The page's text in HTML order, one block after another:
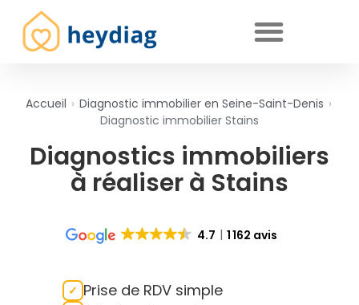
Accueil › Diagnostic immobilier en Seine-Saint-Denis ›
Diagnostic immobilier Stains
Diagnostics immobiliers
à réaliser à Stains
4.7 1 162 avis
Prise de RDV simple